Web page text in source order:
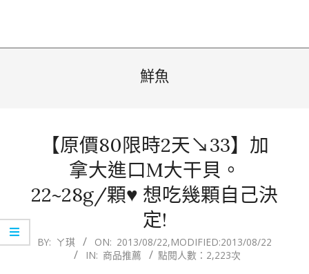
鮮魚
【原價80限時2天↘33】加
拿大進口M大干貝。
22~28g/顆♥ 想吃幾顆自己決
定!
2013-
BY: ㄚ琪 ON: 2013/08/22,MODIFIED:2013/08/22
IN: 商品推薦 點閱人數：2,223次